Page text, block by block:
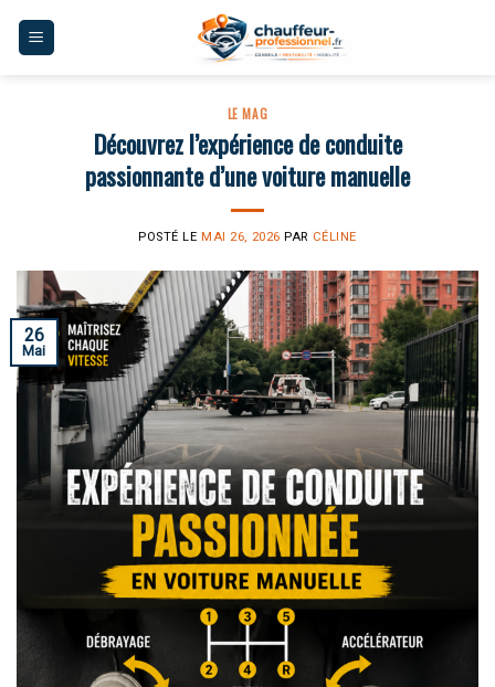
LE MAG
Découvrez l’expérience de conduite
passionnante d’une voiture manuelle
POSTÉ LE MAI 26, 2026 PAR CÉLINE
26
Mai